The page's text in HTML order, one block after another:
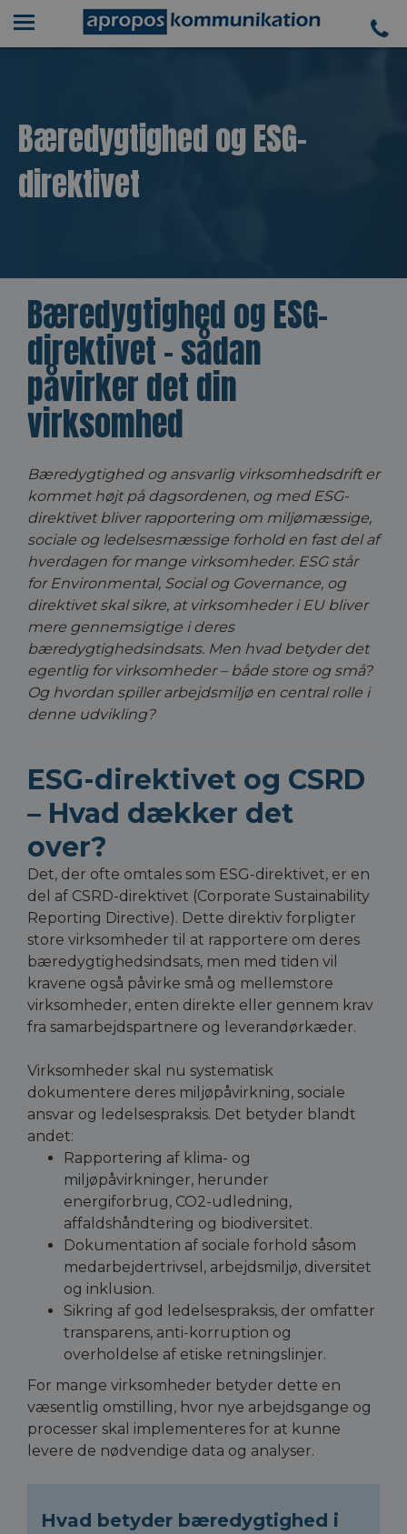
Bæredygtighed og ESG-
direktivet
Bæredygtighed og ESG-
direktivet – sådan
påvirker det din
virksomhed
Bæredygtighed og ansvarlig virksomhedsdrift er
kommet højt på dagsordenen, og med ESG-
direktivet bliver rapportering om miljømæssige,
sociale og ledelsesmæssige forhold en fast del af
hverdagen for mange virksomheder. ESG står
for Environmental, Social og Governance, og
direktivet skal sikre, at virksomheder i EU bliver
mere gennemsigtige i deres
bæredygtighedsindsats. Men hvad betyder det
egentlig for virksomheder – både store og små?
Og hvordan spiller arbejdsmiljø en central rolle i
denne udvikling?
ESG-direktivet og CSRD
– Hvad dækker det
over?
Det, der ofte omtales som ESG-direktivet, er en
del af CSRD-direktivet (Corporate Sustainability
Reporting Directive). Dette direktiv forpligter
store virksomheder til at rapportere om deres
bæredygtighedsindsats, men med tiden vil
kravene også påvirke små og mellemstore
virksomheder, enten direkte eller gennem krav
fra samarbejdspartnere og leverandørkæder.
Virksomheder skal nu systematisk
dokumentere deres miljøpåvirkning, sociale
ansvar og ledelsespraksis. Det betyder blandt
andet:
Rapportering af klima- og
miljøpåvirkninger, herunder
energiforbrug, CO2-udledning,
affaldshåndtering og biodiversitet.
Dokumentation af sociale forhold såsom
medarbejdertrivsel, arbejdsmiljø, diversitet
og inklusion.
Sikring af god ledelsespraksis, der omfatter
transparens, anti-korruption og
overholdelse af etiske retningslinjer.
For mange virksomheder betyder dette en
væsentlig omstilling, hvor nye arbejdsgange og
processer skal implementeres for at kunne
levere de nødvendige data og analyser.
Hvad betyder bæredygtighed i